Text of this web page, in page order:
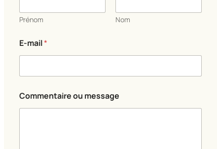
Prénom Nom
u
m
s
a
g
e
E-mail*
Commentaire ou message